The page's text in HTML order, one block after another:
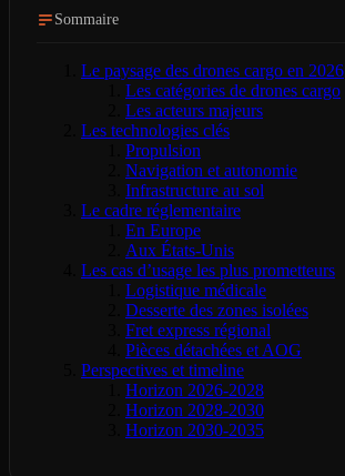
Sommaire
Le paysage des drones cargo en 2026
Les catégories de drones cargo
Les acteurs majeurs
Les technologies clés
Propulsion
Navigation et autonomie
Infrastructure au sol
Le cadre réglementaire
En Europe
Aux États-Unis
Les cas d’usage les plus prometteurs
Logistique médicale
Desserte des zones isolées
Fret express régional
Pièces détachées et AOG
Perspectives et timeline
Horizon 2026-2028
Horizon 2028-2030
Horizon 2030-2035